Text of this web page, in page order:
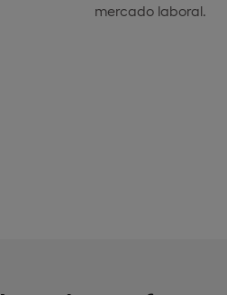
mercado laboral.